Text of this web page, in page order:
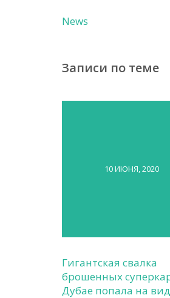
News
Записи по теме
10 ИЮНЯ, 2020
Гигантская свалка
брошенных
Дубае попала на